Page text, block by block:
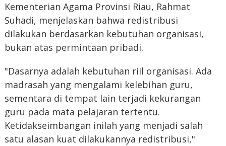
Kementerian Agama Provinsi Riau, Rahmat
Suhadi, menjelaskan bahwa redistribusi
dilakukan berdasarkan kebutuhan organisasi,
bukan atas permintaan pribadi.
"Dasarnya adalah kebutuhan riil organisasi. Ada
madrasah yang mengalami kelebihan guru,
sementara di tempat lain terjadi kekurangan
guru pada mata pelajaran tertentu.
Ketidakseimbangan inilah yang menjadi salah
satu alasan kuat dilakukannya redistribusi,"